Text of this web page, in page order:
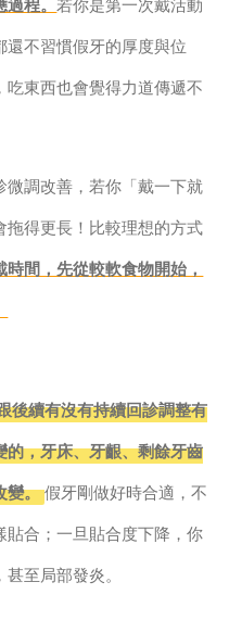
程。 若你是第一次戴活動
不習慣假牙的厚度與位
東西也會覺得力道傳遞不
調改善，若你「戴一下就
得更長！比較理想的方式
間，先從較軟食物開始，
後續有沒有持續回診調整有
，牙床、牙齦、剩餘牙齒
變。 假牙剛做好時合適，不
合；一旦貼合度下降，你
至局部發炎。